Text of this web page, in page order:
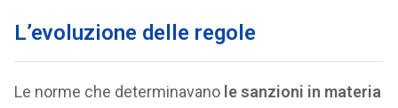
L’evoluzione delle regole
Le norme che determinavano le sanzioni in materia